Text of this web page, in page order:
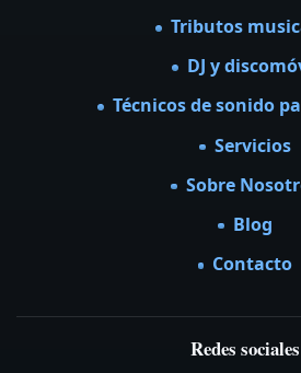
Tributos
DJ y
Técnicos de sonido
Servicios
Sobre
Blog
Contacto
Redes sociales